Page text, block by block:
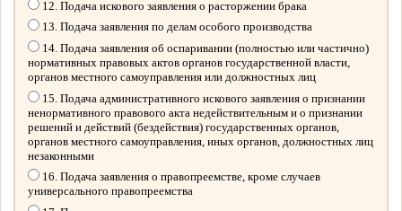
12. Подача искового заявления о расторжении брака
13. Подача заявления по делам особого производства
14. Подача заявления об оспаривании (полностью или частично)
нормативных правовых актов органов государственной власти,
органов местного самоуправления или должностных лиц
15. Подача административного искового заявления о признании
ненормативного правового акта недействительным и о признании
решений и действий (бездействия) государственных органов,
органов местного самоуправления, иных органов, должностных лиц
незаконными
16. Подача заявления о правопреемстве, кроме случаев
универсального правопреемства